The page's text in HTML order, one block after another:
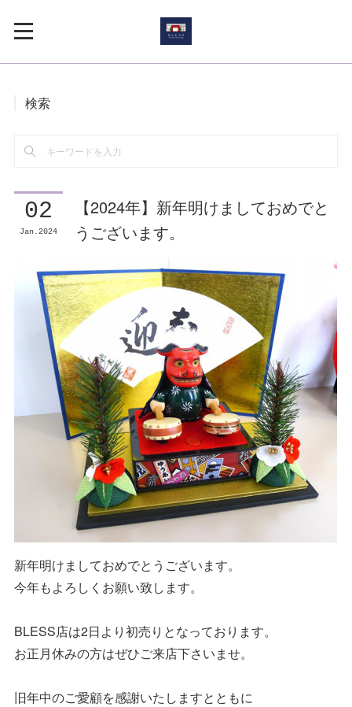
検索
02
Jan 2024
【2024年】新年明けましておめでと
うございます。
新年明けましておめでとうございます。
今年もよろしくお願い致します。
BLESS店は2日より初売りとなっております。
お正月休みの方はぜひご来店下さいませ。
旧年中のご愛顧を感謝いたしますとともに